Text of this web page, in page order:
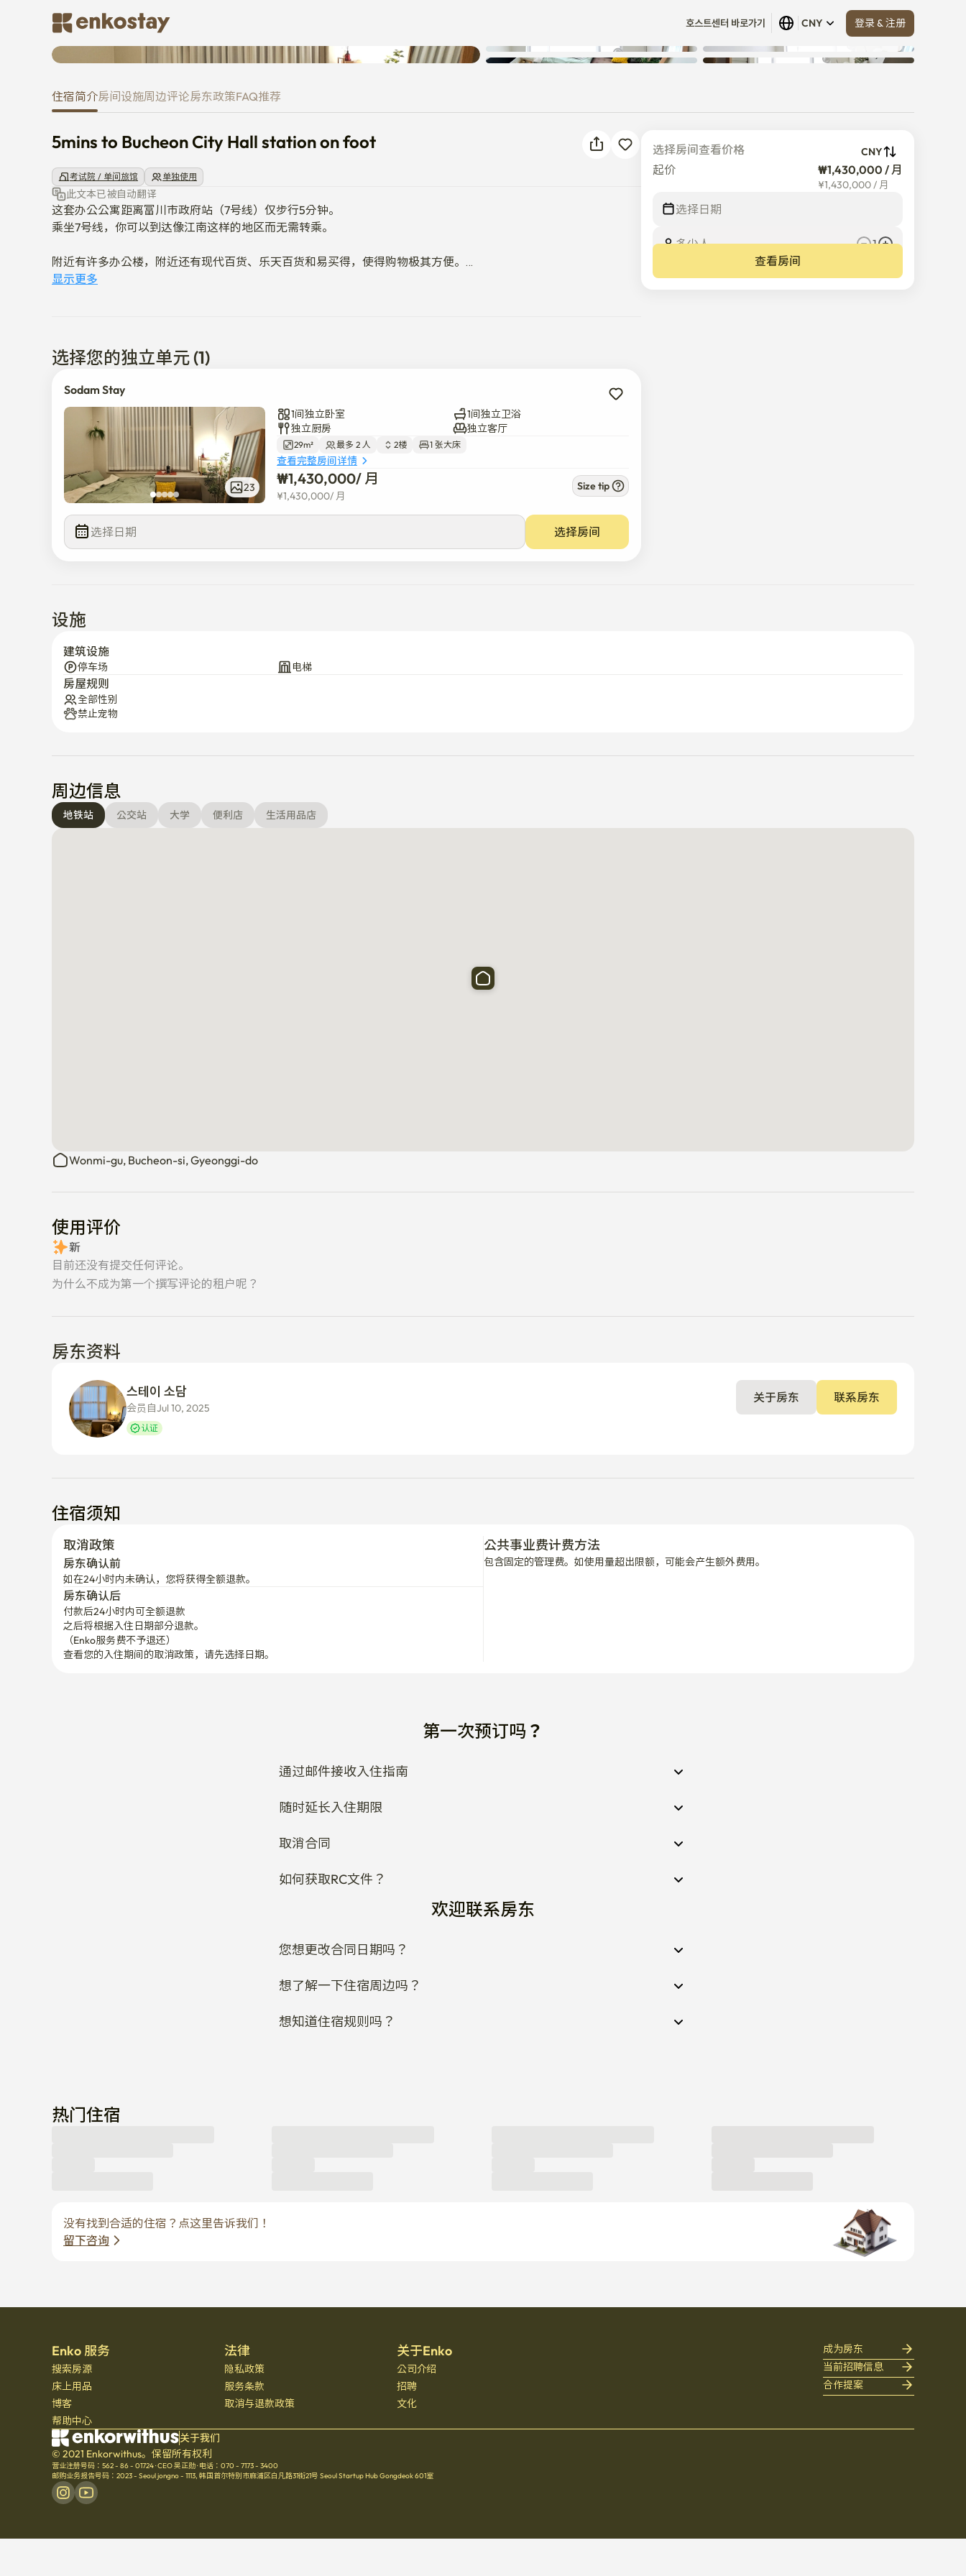
호스트센터 바로가기 CNY 登录 & 注册
5mins to Bucheon City Hall station on foot
查看全部 (18)
住宿简介房间设施周边评论房东政策FAQ推荐
5mins to Bucheon City Hall station on foot
考试院 / 单间旅馆 单独使用
此文本已被自动翻译
这套办公公寓距离富川市政府站（7号线）仅步行5分钟。
乘坐7号线，你可以到达像江南这样的地区而无需转乘。
附近有许多办公楼，附近还有现代百货、乐天百货和易买得，使得购物极其方便。
附近还有一个城际巴士总站，方便您前往城外。
除了客厅之外，还有一个额外的小房间，非常适合用作书房或步入式衣帽间。
床下也有很大的储物空间，足够放大的行李箱。
拐角处有一条两旁排列着餐厅和咖啡馆的街道，所以你永远不会缺少食物选择。
大楼一楼甚至有一家便利店，满足您的日常需求。
显示更多
选择您的独立单元 (1)
Sodam Stay
23
1间独立卧室
1间独立卫浴
独立厨房
独立客厅
29m² 最多 2 人 2楼 1 张大床
查看完整房间详情
₩1,430,000/ 月
¥1,430,000/ 月
Size tip
选择日期 选择房间
选择房间查看价格 CNY
起价 ₩1,430,000 / 月
¥1,430,000/ 月
选择日期
多少人
1
查看房间
设施
建筑设施
停车场 电梯
房屋规则
全部性别
禁止宠物
周边信息
地铁站 公交站 大学 便利店 生活用品店
Wonmi-gu, Bucheon-si, Gyeonggi-do
使用评价
新
目前还没有提交任何评论。
为什么不成为第一个撰写评论的租户呢？
房东资料
스테이 소담
会员自Jul 10, 2025
认证
关于房东 联系房东
住宿须知
取消政策
房东确认前
如在24小时内未确认，您将获得全额退款。
房东确认后
付款后24小时内可全额退款
之后将根据入住日期部分退款。
（Enko服务费不予退还）
查看您的入住期间的取消政策，请先选择日期。
公共事业费计费方法
包含固定的管理费。如使用量超出限额，可能会产生额外费用。
第一次预订吗？
通过邮件接收入住指南
随时延长入住期限
取消合同
如何获取RC文件？
欢迎联系房东
您想更改合同日期吗？
想了解一下住宿周边吗？
想知道住宿规则吗？
热门住宿
没有找到合适的住宿？点这里告诉我们！
留下咨询
Enko 服务
搜索房源
床上用品
博客
帮助中心
法律
隐私政策
服务条款
取消与退款政策
关于Enko
公司介绍
招聘
文化
成为房东
当前招聘信息
合作提案
关于我们
© 2021 Enkorwithus。保留所有权利
营业注册号码：562 - 86 - 01724·CEO 吴正勋· 电话：070 - 7173 - 3400
邮购业务报告号码：2023 - Seoul jongno - 1113, 韩国首尔特别市麻浦区白凡路31街21号 Seoul Startup Hub Gongdeok 601室